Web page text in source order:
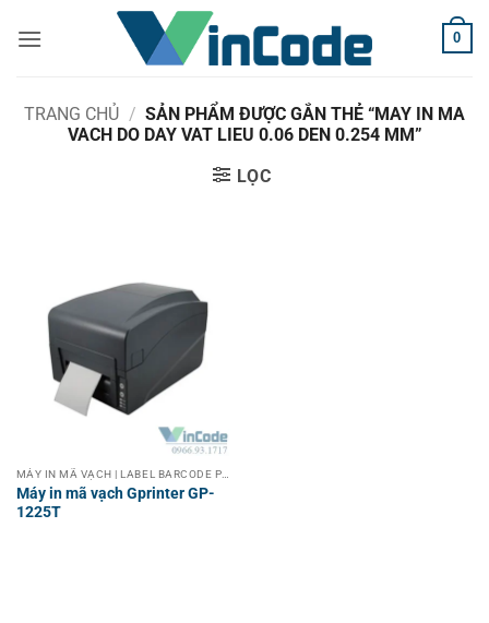
qua
0
TRANG CHỦ / SẢN PHẨM ĐƯỢC GẮN THẺ “MAY IN MA
VACH DO DAY VAT LIEU 0.06 DEN 0.254 MM”
LỌC
Máy in mã vạch Gprinter GP-
1225T